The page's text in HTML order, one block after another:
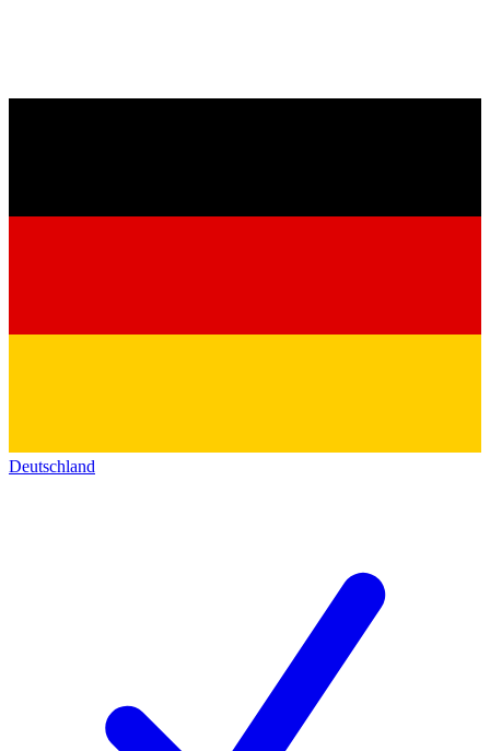
Deutschland